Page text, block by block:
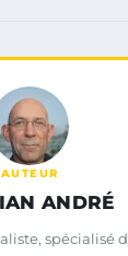
AUTEUR
ANDRÉ
spécialisé